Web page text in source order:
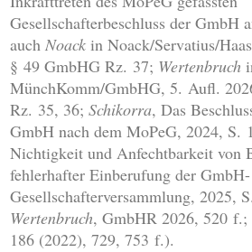
Gesellschafterbeschluss der GmbH
auchNoack in Noack/Servatius/
§ 49 GmbHG Rz. 37; Wertenbruch
MünchKomm/GmbHG, 5. Aufl.
Rz. 35, 36;Schikorra, Das
GmbH nach dem MoPeG, 2024, S.
Nichtigkeit und Anfechtbarkeit von
fehlerhafter Einberufung der GmbH-
Gesellschafterversammlung, 2025,
Wertenbruch, GmbHR 2026, 520
186 (2022), 729, 753 f.).